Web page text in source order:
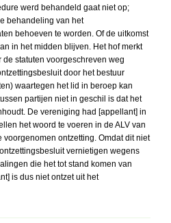
werd behandeld gaat niet op;
behandeling van het
behoeven te worden. Of de uitkomst
in het midden blijven. Het hof merkt
statuten voorgeschreven weg
door het bestuur
waartegen het lid in beroep kan
partijen niet in geschil is dat het
De vereniging had [appellant] in
het woord te voeren in de ALV van
voorgenomen ontzetting. Omdat dit niet
vernietigen wegens
die het tot stand komen van
is dus niet ontzet uit het